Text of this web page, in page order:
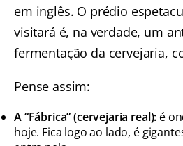
em inglês. O prédio
visitará é, na verdade, um
fermentação da cervejaria,
Pense assim:
A “Fábrica” (cervejaria real): é
hoje. Fica logo ao lado, é